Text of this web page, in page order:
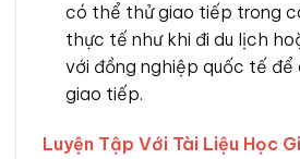
có thể thử giao tiếp trong
thực tế như khi đi du lịch
với đồng nghiệp quốc tế để
giao tiếp.
Luyện Tập Với Tài Liệu Học